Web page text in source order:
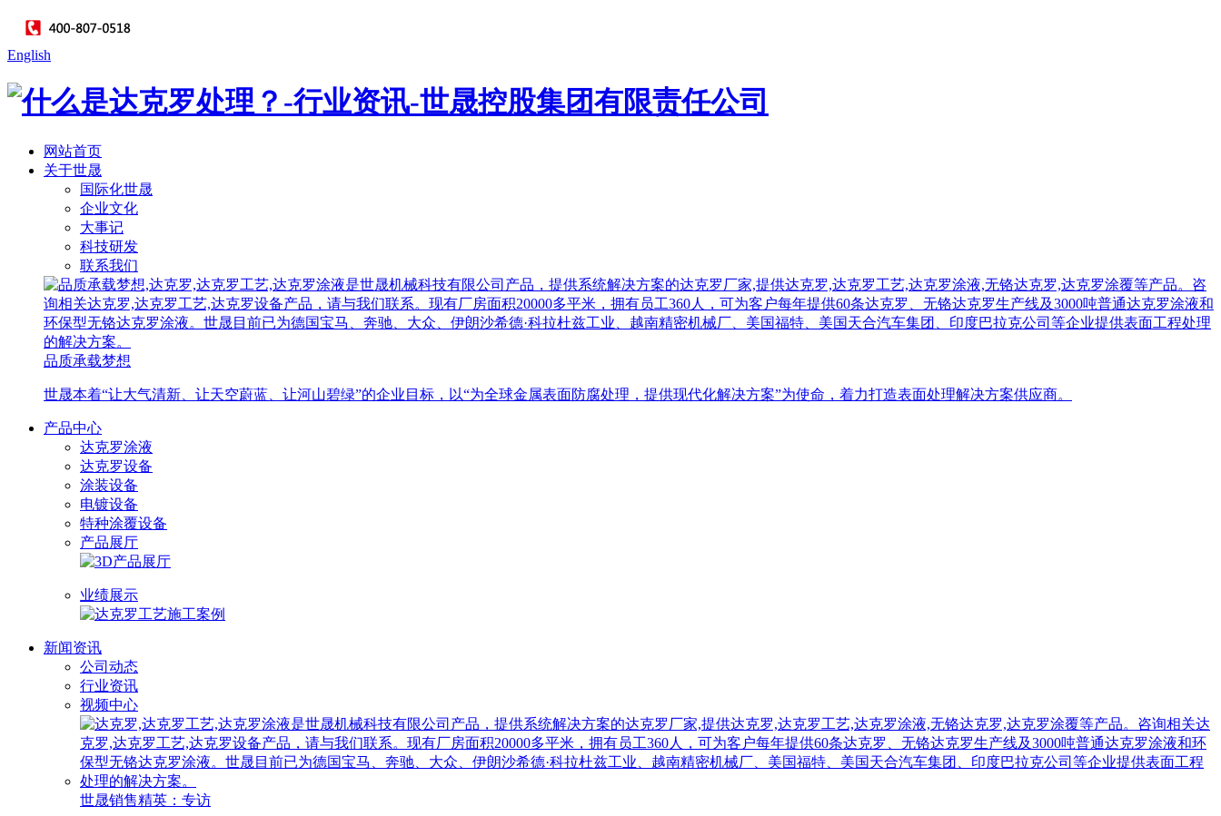
English
网站首页
关于世晟
国际化世晟
企业文化
大事记
科技研发
联系我们
品质承载梦想
世晟本着“让大气清新、让天空蔚蓝、让河山碧绿”的企业目标，以“为全球金属表面防腐处理，提供现代化解决方案”为使命，着力打造表面处理解决方案供应商。
产品中心
达克罗涂液
达克罗设备
涂装设备
电镀设备
特种涂覆设备
产品展厅
业绩展示
新闻资讯
公司动态
行业资讯
视频中心
世晟销售精英：专访